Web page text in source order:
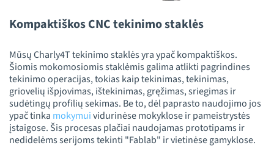
Kompaktiškos CNC tekinimo staklės
Mūsų Charly4T tekinimo staklės yra ypač kompaktiškos.
Šiomis mokomosiomis staklėmis galima atlikti pagrindines
tekinimo operacijas, tokias kaip tekinimas, tekinimas,
griovelių išpjovimas, ištekinimas, gręžimas, sriegimas ir
sudėtingų profilių sekimas. Be to, dėl paprasto naudojimo jos
ypač tinka mokymuividurinėse mokyklose ir pameistrystės
įstaigose. Šis procesas plačiai naudojamas prototipams ir
nedidelėms serijoms tekinti "Fablab" ir vietinėse gamyklose.